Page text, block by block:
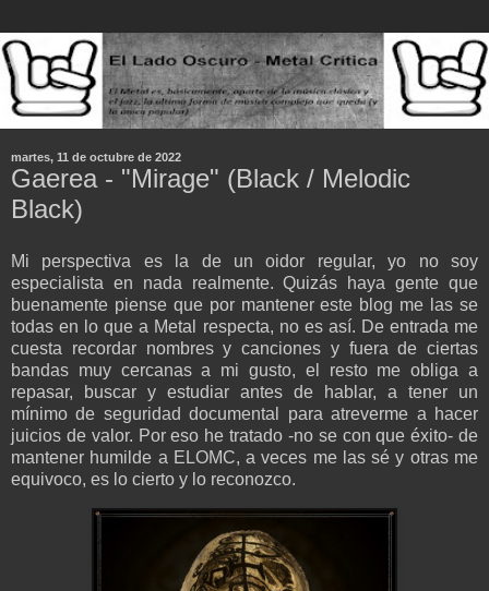
martes, 11 de octubre de 2022
Gaerea - "Mirage" (Black / Melodic
Black)
Mi perspectiva es la de un oidor regular, yo no soy
especialista en nada realmente. Quizás haya gente que
buenamente piense que por mantener este blog me las se
todas en lo que a Metal respecta, no es así. De entrada me
cuesta recordar nombres y canciones y fuera de ciertas
bandas muy cercanas a mi gusto, el resto me obliga a
repasar, buscar y estudiar antes de hablar, a tener un
mínimo de seguridad documental para atreverme a hacer
juicios de valor. Por eso he tratado -no se con que éxito- de
mantener humilde a ELOMC, a veces me las sé y otras me
equivoco, es lo cierto y lo reconozco.